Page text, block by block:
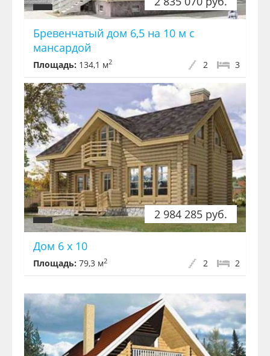
Бревенчатый дом 6,5 на 10 м с
мансардой
Площадь: 134,1 м2 3
2
2 984 285 руб.
Дом 6 х 10
Площадь: 79,3 м2 2
2